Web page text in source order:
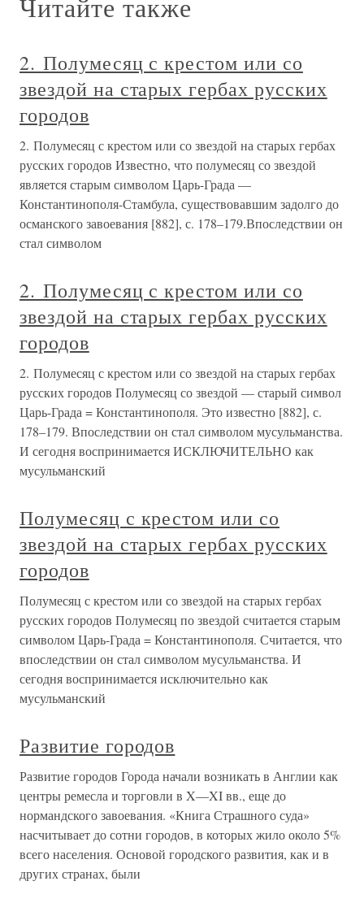
2. Полумесяц с крестом или со
звездой на старых гербах русских
городов
2. Полумесяц с крестом или со звездой на старых гербах
русских городов Известно, что полумесяц со звездой
является старым символом Царь-Града —
Константинополя-Стамбула, существовавшим задолго до
османского завоевания [882], с. 178–179.Впоследствии он
стал символом
2. Полумесяц с крестом или со
звездой на старых гербах русских
городов
2. Полумесяц с крестом или со звездой на старых гербах
русских городов Полумесяц со звездой — старый символ
Царь-Града = Константинополя. Это известно [882], с.
178–179. Впоследствии он стал символом мусульманства.
И сегодня воспринимается ИСКЛЮЧИТЕЛЬНО как
мусульманский
Полумесяц с крестом или со
звездой на старых гербах русских
городов
Полумесяц с крестом или со звездой на старых гербах
русских городов Полумесяц по звездой считается старым
символом Царь-Града = Константинополя. Считается, что
впоследствии он стал символом мусульманства. И
сегодня воспринимается исключительно как
мусульманский
Развитие городов
Развитие городов Города начали возникать в Англии как
центры ремесла и торговли в X—XI вв., еще до
нормандского завоевания. «Книга Страшного суда»
насчитывает до сотни городов, в которых жило около 5%
всего населения. Основой городского развития, как и в
других странах, были